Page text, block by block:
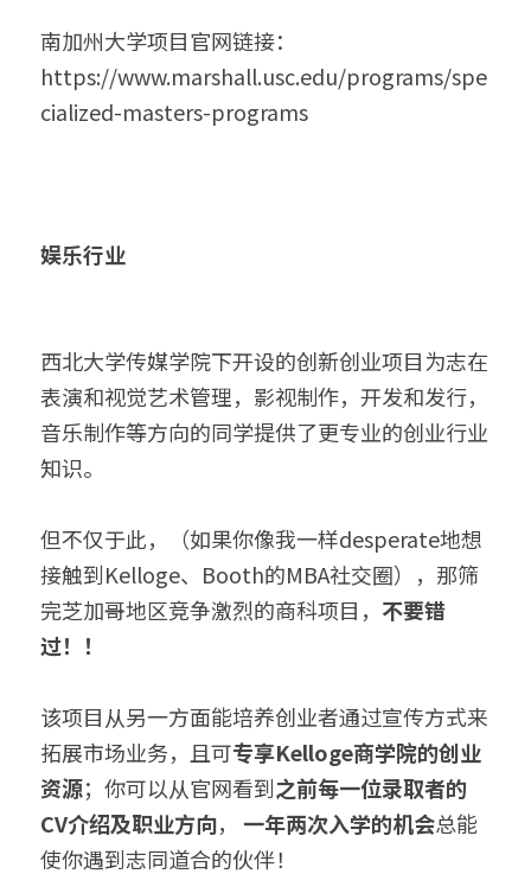
南加州大学项目官网链接：
https://www.marshall.usc.edu/programs/spe
cialized-masters-programs
娱乐行业
西北大学传媒学院下开设的创新创业项目为志在
表演和视觉艺术管理，影视制作，开发和发行，
音乐制作等方向的同学提供了更专业的创业行业
知识。
但不仅于此，（如果你像我一样desperate地想
接触到Kelloge、Booth的MBA社交圈），那筛
完芝加哥地区竞争激烈的商科项目， 不要错
过！！
该项目从另一方面能培养创业者通过宣传方式来
拓展市场业务，且可专享Kelloge商学院的创业
资源；你可以从官网看到之前每一位录取者的
CV介绍及职业方向， 一年两次入学的机会总能
使你遇到志同道合的伙伴！